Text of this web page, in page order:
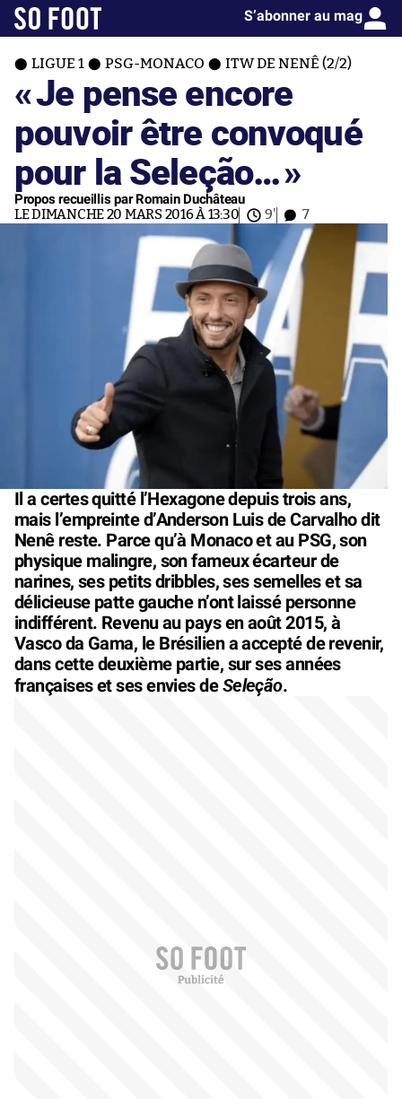
S’abonner au mag
LIGUE 1 PSG-MONACO ITW DE NENÊ (2/2)
«Je pense encore
pouvoir être convoqué
pour la Seleção…»
Propos recueillis par Romain Duchâteau
LE DIMANCHE 20 MARS 2016 À 13:30 9' 7
Il a certes quitté l’Hexagone depuis trois ans,
mais l’empreinte d’Anderson Luis de Carvalho dit
Nenê reste. Parce qu’à Monaco et au PSG, son
physique malingre, son fameux écarteur de
narines, ses petits dribbles, ses semelles et sa
délicieuse patte gauche n’ont laissé personne
indifférent. Revenu au pays en août 2015, à
Vasco da Gama, le Brésilien a accepté de revenir,
dans cette deuxième partie, sur ses années
françaises et ses envies deSeleção.